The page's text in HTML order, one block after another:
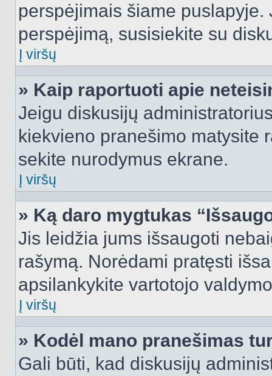
perspėjimais šiame
perspėjimą, susisiekite su
Į viršų
» Kaip raportuoti apie
Jeigu diskusijų
kiekvieno pranešimo matysite
sekite nurodymus ekrane.
Į viršų
» Ką daro mygtukas
Jis leidžia jums išsaugoti
rašymą. Norėdami pratęsti
apsilankykite vartotojo
Į viršų
» Kodėl mano pranešimas
Gali būti, kad diskusijų